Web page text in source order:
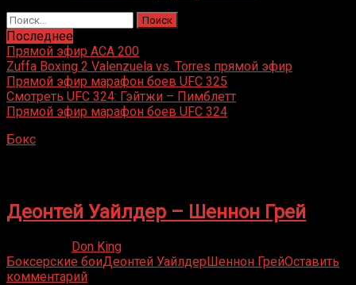
Найти:
Последнее
Прямой эфир ACA 200
Zuffa Boxing 2 Valenzuela vs. Torres прямой эфир
Прямой эфир марафон боев UFC 325
Смотреть UFC 324: Гэйтжи – Пимблетт
Прямой эфир марафон боев UFC 324
Бокс
Деонтей Уайлдер – Шеннон Грей
Don King
Боксерские боиДеонтей УайлдерШеннон ГрейОставить
комментарий